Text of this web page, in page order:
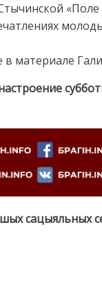
«Поле
в материале
сацыяльных